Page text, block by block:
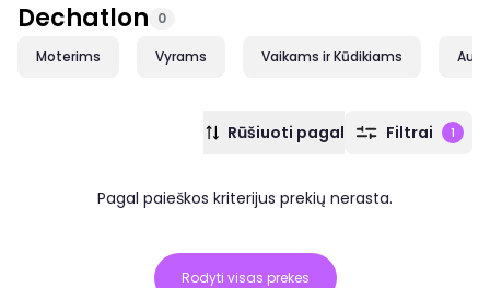
Dechatlon 0
Moterims Vyrams Vaikams ir Kūdikiams
Rūšiuoti pagal Filtrai 1
Pagal paieškos kriterijus prekių nerasta.
Rodyti visas prekes